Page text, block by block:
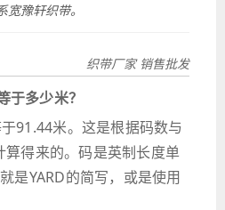
豫轩织带。
织带厂家 销售批发
于多少米？
91.44米。这是根据码数与
算得来的。码是英制长度单
是YARD的简写，或是使用